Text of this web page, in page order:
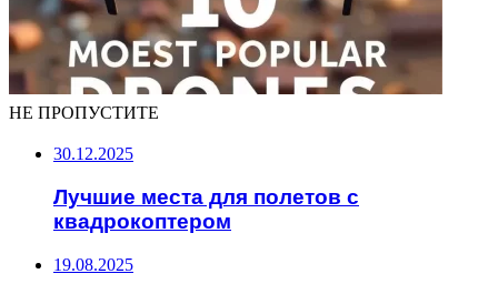
НЕ ПРОПУСТИТЕ
30.12.2025
Лучшие места для полетов с
квадрокоптером
19.08.2025